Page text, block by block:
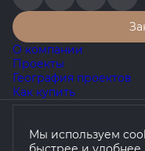
О компании
Проекты
География проектов
Как купить
Согласие на
Мы используем